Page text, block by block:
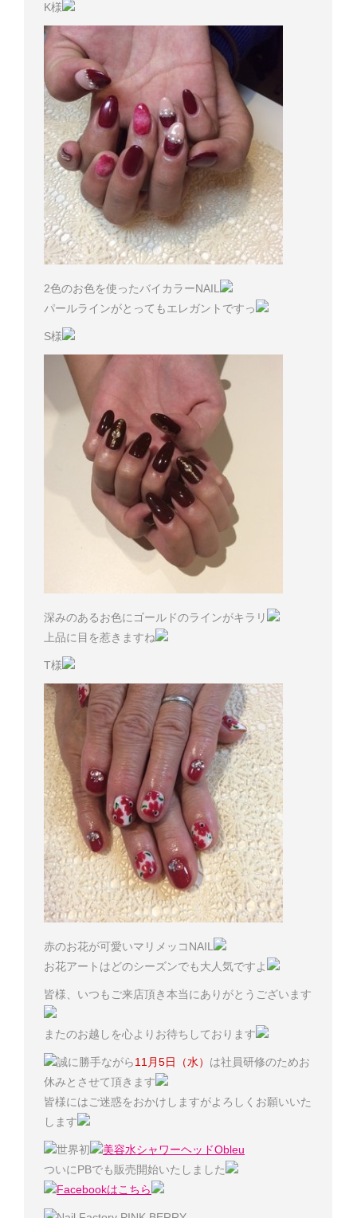
K様
2色のお色を使ったバイカラーNAIL
パールラインがとってもエレガントですっ
S様
深みのあるお色にゴールドのラインがキラリ
上品に目を惹きますね
T様
赤のお花が可愛いマリメッコNAIL
お花アートはどのシーズンでも大人気ですよ
皆様、いつもご来店頂き本当にありがとうございます
またのお越しを心よりお待ちしております
誠に勝手ながら11月5日（水） は社員研修のためお
休みとさせて頂きます
皆様にはご迷惑をおかけしますがよろしくお願いいた
します
世界初
美容水シャワーヘッドObleu
ついにPBでも販売開始いたしました
Facebookはこちら